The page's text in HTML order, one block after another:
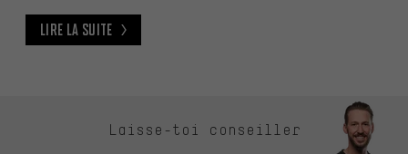
Lire la suite
Laisse-toi conseiller